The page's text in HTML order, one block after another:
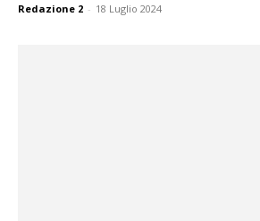
Redazione 2 - 18 Luglio 2024